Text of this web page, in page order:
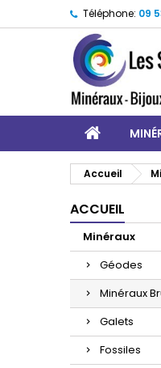
Téléphone: 09
Accueil
ACCUEIL
Minéraux
Géodes
Minéraux
Galets
Fossiles